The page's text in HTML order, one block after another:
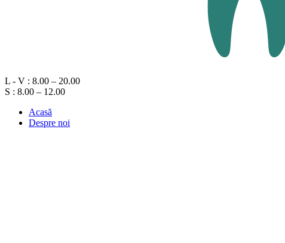
L - V : 8.00 – 20.00
S : 8.00 – 12.00
Acasă
Despre noi